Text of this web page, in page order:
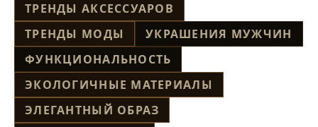
ТРЕНДЫ АКСЕССУАРОВ
ТРЕНДЫ МОДЫ
УКРАШЕНИЯ МУЖЧИН
ФУНКЦИОНАЛЬНОСТЬ
ЭКОЛОГИЧНЫЕ МАТЕРИАЛЫ
ЭЛЕГАНТНЫЙ ОБРАЗ